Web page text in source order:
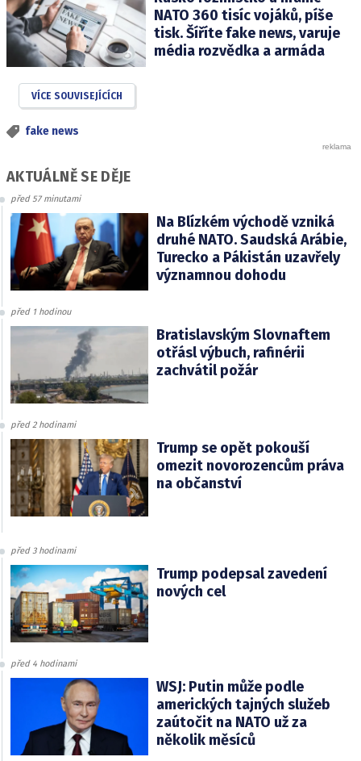
NATO 360 tisíc vojáků, píše
tisk. Šíříte fake news, varuje
média rozvědka a armáda
VÍCE SOUVISEJÍCÍCH
fake news
AKTUÁLNĚ SE DĚJE
před 57 minutami
Na Blízkém východě vzniká
druhé NATO. Saudská Arábie,
Turecko a Pákistán uzavřely
významnou dohodu
před 1 hodinou
Bratislavským Slovnaftem
otřásl výbuch, rafinérii
zachvátil požár
před 2 hodinami
Trump se opět pokouší
omezit novorozencům práva
na občanství
před 3 hodinami
Trump podepsal zavedení
nových cel
před 4 hodinami
WSJ: Putin může podle
amerických tajných služeb
zaútočit na NATO už za
několik měsíců